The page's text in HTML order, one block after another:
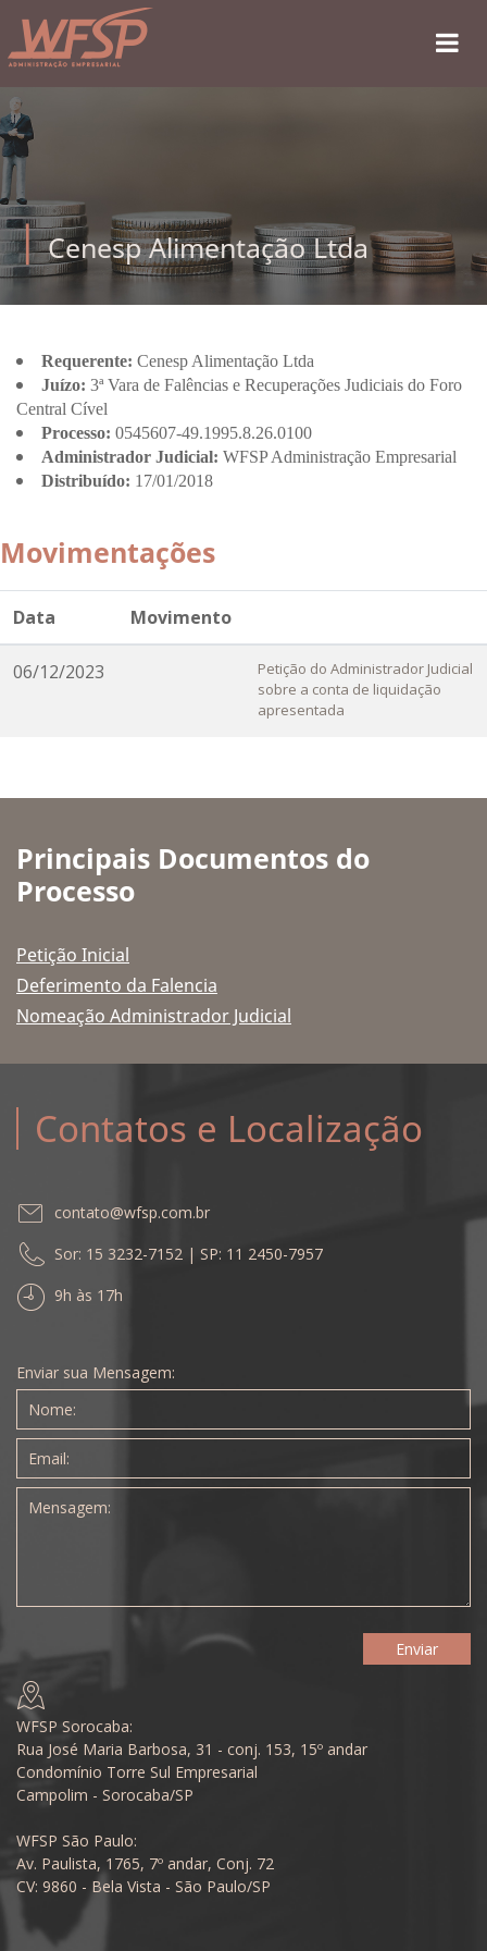
Cenesp Alimentação Ltda
Requerente: Cenesp Alimentação Ltda
Juízo: 3ª Vara de Falências e Recuperações Judiciais do Foro
Central Cível
Processo: 0545607-49.1995.8.26.0100
Administrador Judicial: WFSP Administração Empresarial
Distribuído: 17/01/2018
Movimentações
Data Movimento
06/12/2023
Petição do Administrador Judicial
sobre a conta de liquidação
apresentada
Principais Documentos do
Processo
Petição Inicial
Deferimento da Falencia
Nomeação Administrador Judicial
Contatos e Localização
contato@wfsp.com.br
Sor: 15 3232-7152 | SP: 11 2450-7957
9h às 17h
Enviar sua Mensagem:
WFSP Sorocaba:
Rua José Maria Barbosa, 31 - conj. 153, 15º andar
Condomínio Torre Sul Empresarial
Campolim - Sorocaba/SP
WFSP São Paulo:
Av. Paulista, 1765, 7º andar, Conj. 72
CV: 9860 - Bela Vista - São Paulo/SP